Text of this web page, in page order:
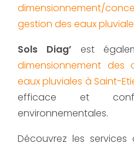
dimensionnement/
gestion des eaux
Sols Diag’ est
dimensionnement
eaux pluviales à Saint-
efficace et
environnementales.
Découvrez les services